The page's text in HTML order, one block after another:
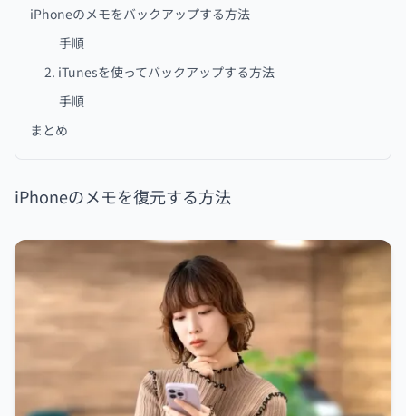
iPhoneのメモをバックアップする方法
手順
2. iTunesを使ってバックアップする方法
手順
まとめ
iPhoneのメモを復元する方法